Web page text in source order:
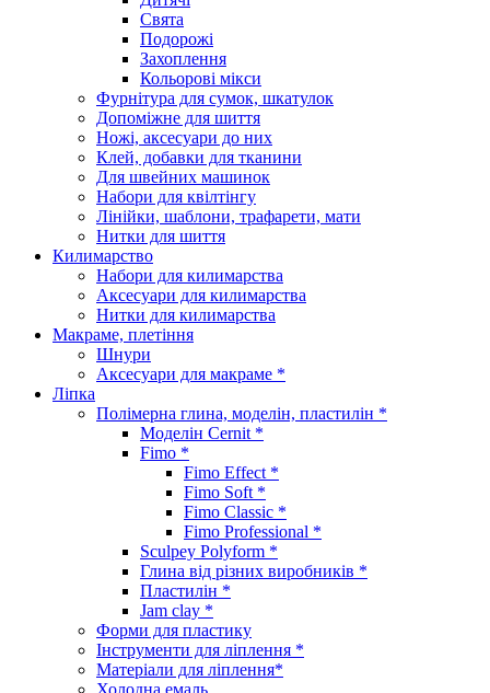
Свята
Подорожі
Захоплення
Кольорові мікси
Фурнітура для сумок, шкатулок
Допоміжне для шиття
Ножі, аксесуари до них
Клей, добавки для тканини
Для швейних машинок
Набори для квілтінгу
Лінійки, шаблони, трафарети, мати
Нитки для шиття
Килимарство
Набори для килимарства
Аксесуари для килимарства
Нитки для килимарства
Макраме, плетіння
Шнури
Аксесуари для макраме *
Ліпка
Полімерна глина, моделін, пластилін *
Моделін Cernit *
Fimo *
Fimo Effect *
Fimo Soft *
Fimo Classic *
Fimo Professional *
Sculpey Polyform *
Глина від різних виробників *
Пластилін *
Jam clay *
Форми для пластику
Інструменти для ліплення *
Матеріали для ліплення*
Холодна емаль